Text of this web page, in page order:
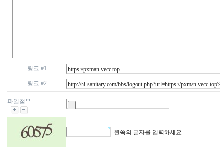
링크 #1
링크 #2
파일첨부
왼쪽의 글자를 입력하세요.